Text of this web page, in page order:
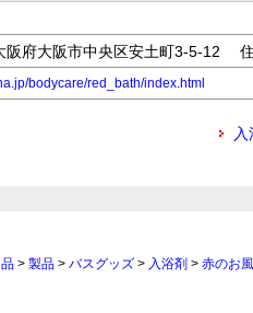
府大阪市中央区安土町3-5-12
bodycare/red_bath/index.html
> 製品 > バスグッズ > 入浴剤 > 赤のお